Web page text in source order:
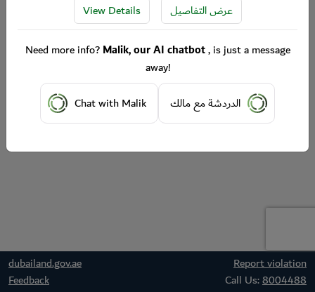
dubailand.gov.ae
Report violation
Feedback
Call Us:8004488
View Details
عرض التفاصيل
Need more info?Malik, our AI chatbot, is just a message
away!
Chat with Malik
الدردشة مع مالك